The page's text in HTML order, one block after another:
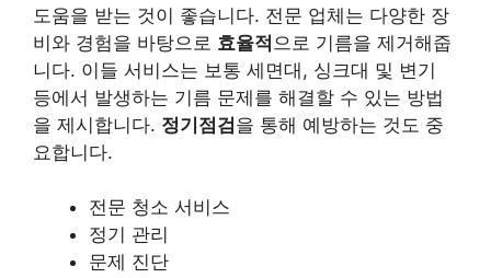
도움을 받는 것이 좋습니다. 전문 업체는 다양한 장
비와 경험을 바탕으로 효율적 으로 기름을 제거해줍
니다. 이들 서비스는 보통 세면대, 싱크대 및 변기
등에서 발생하는 기름 문제를 해결할 수 있는 방법
을 제시합니다. 정기점검을 통해 예방하는 것도 중
요합니다.
전문 청소 서비스
정기 관리
문제 진단